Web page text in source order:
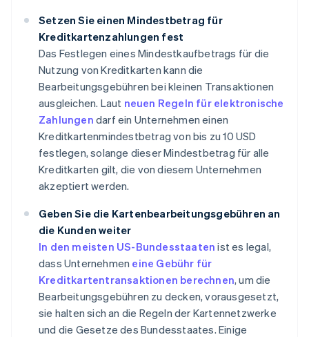
Setzen Sie einen Mindestbetrag für
Kreditkartenzahlungen fest
Das Festlegen eines Mindestkaufbetrags für die
Nutzung von Kreditkarten kann die
Bearbeitungsgebühren bei kleinen Transaktionen
ausgleichen. Laut neuen Regeln für elektronische
Zahlungen darf ein Unternehmen einen
Kreditkartenmindestbetrag von bis zu 10 USD
festlegen, solange dieser Mindestbetrag für alle
Kreditkarten gilt, die von diesem Unternehmen
akzeptiert werden.
Geben Sie die Kartenbearbeitungsgebühren an
die Kunden weiter
In den meisten US-Bundesstaaten ist es legal,
dass Unternehmen eine Gebühr für
Kreditkartentransaktionen berechnen, um die
Bearbeitungsgebühren zu decken, vorausgesetzt,
sie halten sich an die Regeln der Kartennetzwerke
und die Gesetze des Bundesstaates. Einige